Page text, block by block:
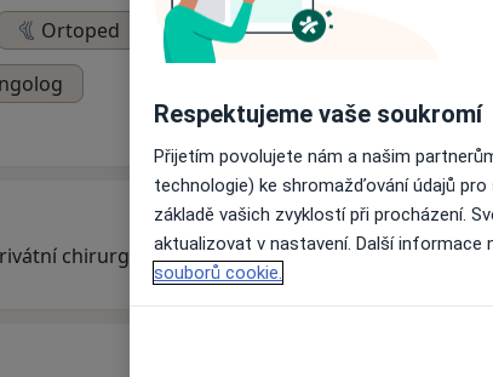
Ortoped Fyzioterapeut
chirurgická klinika
Respektujeme vaše soukromí
Přijetím povolujete nám a našim
technologie) ke shromažďování údajů
základě vašich zvyklostí při procházení.
aktualizovat v nastavení. Další informace
souborů cookie.